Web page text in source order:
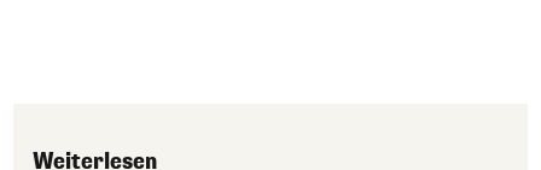
Weiterlesen